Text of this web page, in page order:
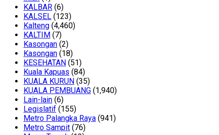
KALBAR (6)
KALSEL (123)
Kalteng (4,460)
KALTIM (7)
Kasongan (2)
Kasongan (18)
KESEHATAN (51)
Kuala Kapuas (84)
KUALA KURUN (35)
KUALA PEMBUANG (1,940)
Lain-lain (6)
Legislatif (155)
Metro Palangka Raya (941)
Metro Sampit (76)